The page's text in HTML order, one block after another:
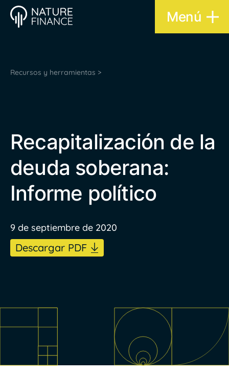
Menú
Recursos y herramientas >
Recapitalización de la
deuda soberana:
Informe político
9 de septiembre de 2020
Descargar PDF